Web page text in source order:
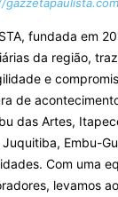
fundada em
da região,
e
de
das Artes,
Embu-
Com uma
levamos